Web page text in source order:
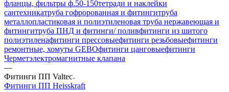
фланцы, фильтры ф.50-150тетради и наклейки
сантехникатруба гофророванная и фитингитруба
металлопластиковая и полиэтиленовая труба нержавеющая и
фитингитруба ПНД и фитинги/ поливфитинги из шитого
полиэтиленафитинги прессовыефитинги резьбовыефитинги
ремонтные, хомуты GEBOфитинги цанговыефитинги
Черметэлектромагнитные клапана
—
Фитинги ПП Valtec
Фитинги ПП Heisskraft